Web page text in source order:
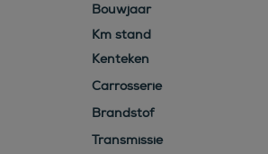
Bouwjaar
Kenteken
Carrosserie
Brandstof
Transmissie